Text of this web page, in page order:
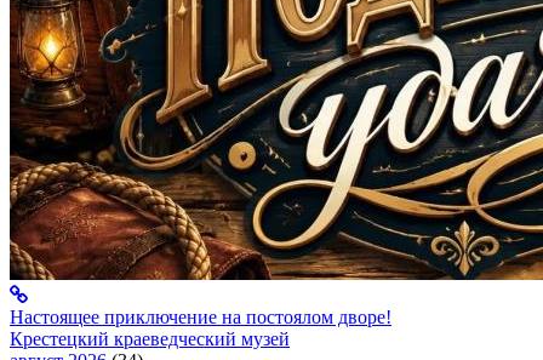
Настоящее приключение на постоялом дворе!
Крестецкий краеведческий музей